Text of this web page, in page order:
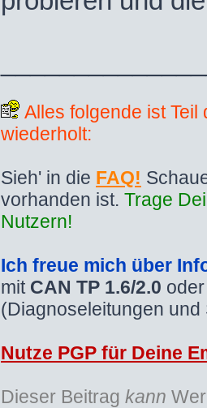
Alles folgende ist
wiederholt:
Sieh' in die FAQ!
vorhanden ist. Trage
Nutzern!
Ich freue mich über
mit CAN TP 1.6/2.0
(Diagnoseleitungen
Nutze PGP für Deine
Dieser Beitrag kann